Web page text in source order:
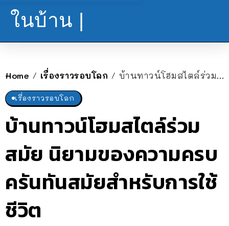
ในบ้าน |
Home / เรื่องราวรอบโลก / บ้านทาวน์โฮมสไตล์ร่วมสมัย นิยามของความครบครันทันสมัยสำหรับการใช้ชีวิต
เรื่องราวรอบโลก
บ้านทาวน์โฮมสไตล์ร่วม
สมัย นิยามของความครบ
ครันทันสมัยสำหรับการใช้
ชีวิต